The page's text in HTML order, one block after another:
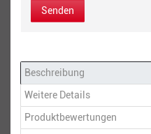
Senden
Beschreibung
Weitere Details
Produktbewertungen